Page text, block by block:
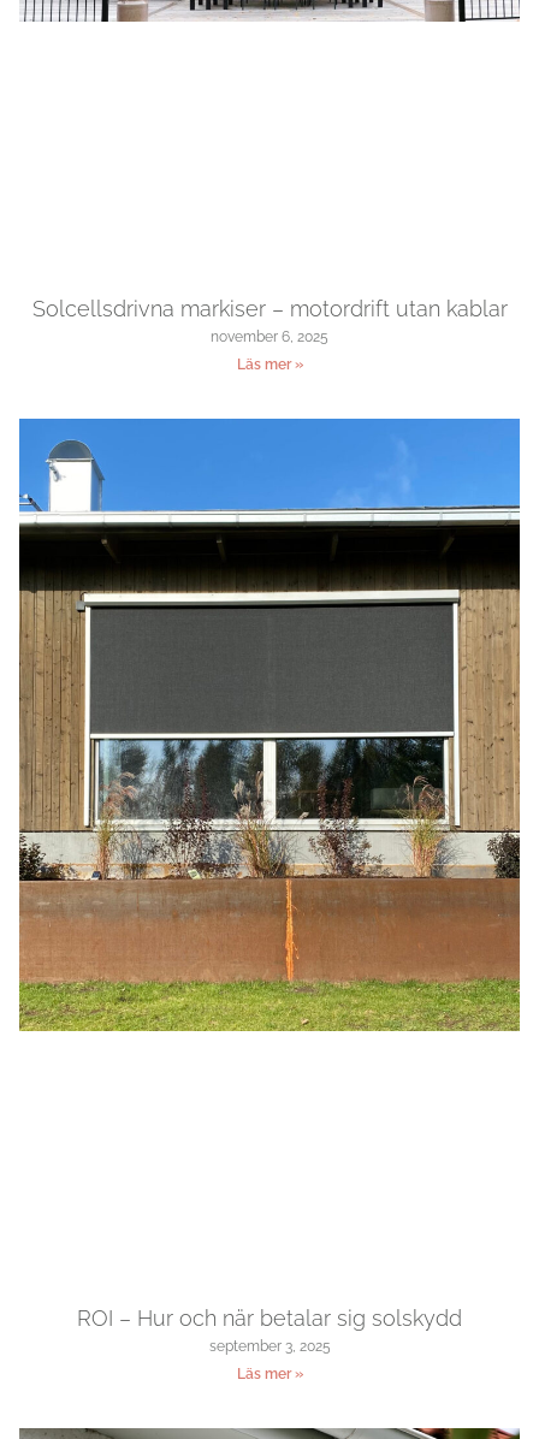
Solcellsdrivna markiser – motordrift utan kablar
november 6, 2025
Läs mer »
ROI – Hur och när betalar sig solskydd
september 3, 2025
Läs mer »